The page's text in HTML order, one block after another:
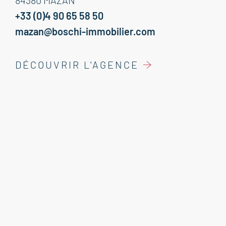
+33 (0)4 90 65 58 50
mazan@boschi-immobilier.com
DÉCOUVRIR L'AGENCE